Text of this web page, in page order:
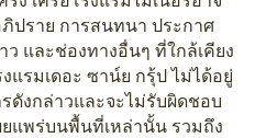
ปราย การสนทนา ประกาศ
และช่องทางอื่นๆ ที่ใกล้เคียง
แรมเดอะ ซาน์ย กรุ้ป ไม่ได้อยู่
ดังกล่าวและจะไม่รับผิดชอบ
แพร่บนพื้นที่เหล่านั้น รวมถึง